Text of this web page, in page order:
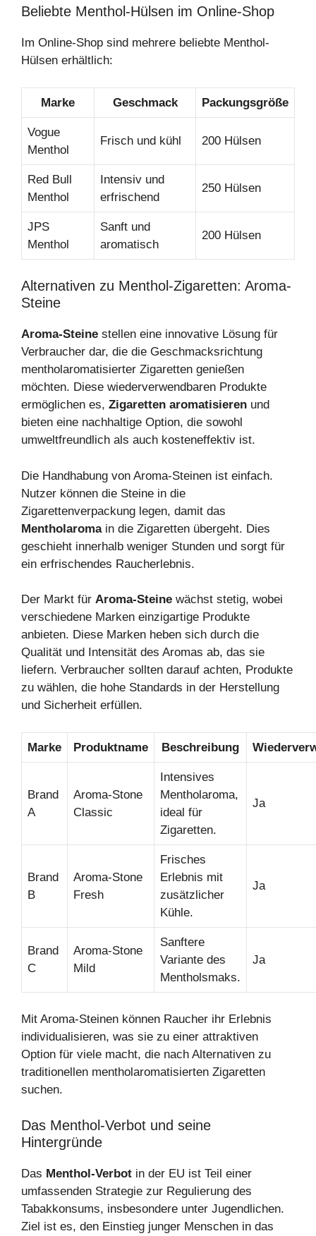
Beliebte Menthol-Hülsen im Online-Shop
Im Online-Shop sind mehrere beliebte Menthol-
Hülsen erhältlich:
Marke Geschmack Packungsgröße
Vogue
Menthol
Frisch und kühl 200 Hülsen
Red Bull
Menthol
Intensiv und
erfrischend
250 Hülsen
JPS
Menthol
Sanft und
aromatisch
200 Hülsen
Alternativen zu Menthol-Zigaretten: Aroma-
Steine
Aroma-Steine stellen eine innovative Lösung für
Verbraucher dar, die die Geschmacksrichtung
mentholaromatisierter Zigaretten genießen
möchten. Diese wiederverwendbaren Produkte
ermöglichen es, Zigaretten aromatisieren und
bieten eine nachhaltige Option, die sowohl
umweltfreundlich als auch kosteneffektiv ist.
Die Handhabung von Aroma-Steinen ist einfach.
Nutzer können die Steine in die
Zigarettenverpackung legen, damit das
Mentholaromain die Zigaretten übergeht. Dies
geschieht innerhalb weniger Stunden und sorgt für
ein erfrischendes Raucherlebnis.
Der Markt für Aroma-Steine wächst stetig, wobei
verschiedene Marken einzigartige Produkte
anbieten. Diese Marken heben sich durch die
Qualität und Intensität des Aromas ab, das sie
liefern. Verbraucher sollten darauf achten, Produkte
zu wählen, die hohe Standards in der Herstellung
und Sicherheit erfüllen.
Marke Produktname Beschreibung
Brand
A
Aroma-Stone
Classic
Intensives
Mentholaroma,
ideal für
Zigaretten.
Ja
Brand
B
Aroma-Stone
Fresh
Frisches
Erlebnis mit
zusätzlicher
Kühle.
Ja
Brand
C
Aroma-Stone
Mild
Sanftere
Variante des
Mentholsmaks.
Ja
Mit Aroma-Steinen können Raucher ihr Erlebnis
individualisieren, was sie zu einer attraktiven
Option für viele macht, die nach Alternativen zu
traditionellen mentholaromatisierten Zigaretten
suchen.
Das Menthol-Verbot und seine
Hintergründe
Das Menthol-Verbot in der EU ist Teil einer
umfassenden Strategie zur Regulierung des
Tabakkonsums, insbesondere unter Jugendlichen.
Ziel ist es, den Einstieg junger Menschen in das